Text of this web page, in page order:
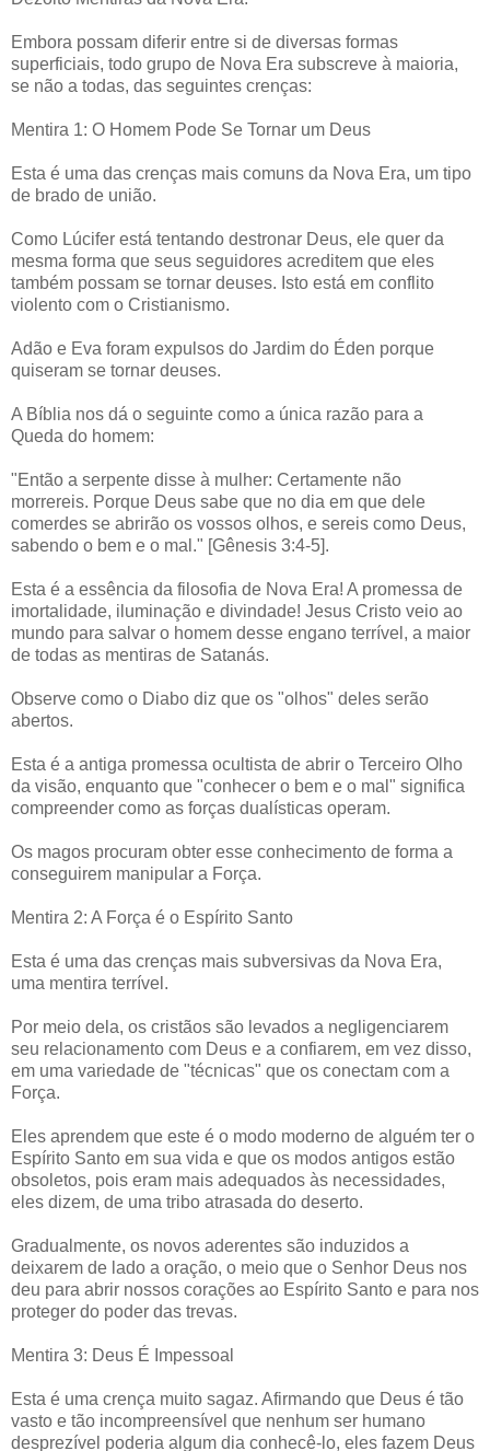
Embora possam diferir entre si de diversas formas
superficiais, todo grupo de Nova Era subscreve à maioria,
se não a todas, das seguintes crenças:
Mentira 1: O Homem Pode Se Tornar um Deus
Esta é uma das crenças mais comuns da Nova Era, um tipo
de brado de união.
Como Lúcifer está tentando destronar Deus, ele quer da
mesma forma que seus seguidores acreditem que eles
também possam se tornar deuses. Isto está em conflito
violento com o Cristianismo.
Adão e Eva foram expulsos do Jardim do Éden porque
quiseram se tornar deuses.
A Bíblia nos dá o seguinte como a única razão para a
Queda do homem:
"Então a serpente disse à mulher: Certamente não
morrereis. Porque Deus sabe que no dia em que dele
comerdes se abrirão os vossos olhos, e sereis como Deus,
sabendo o bem e o mal." [Gênesis 3:4-5].
Esta é a essência da filosofia de Nova Era! A promessa de
imortalidade, iluminação e divindade! Jesus Cristo veio ao
mundo para salvar o homem desse engano terrível, a maior
de todas as mentiras de Satanás.
Observe como o Diabo diz que os "olhos" deles serão
abertos.
Esta é a antiga promessa ocultista de abrir o Terceiro Olho
da visão, enquanto que "conhecer o bem e o mal" significa
compreender como as forças dualísticas operam.
Os magos procuram obter esse conhecimento de forma a
conseguirem manipular a Força.
Mentira 2: A Força é o Espírito Santo
Esta é uma das crenças mais subversivas da Nova Era,
uma mentira terrível.
Por meio dela, os cristãos são levados a negligenciarem
seu relacionamento com Deus e a confiarem, em vez disso,
em uma variedade de "técnicas" que os conectam com a
Força.
Eles aprendem que este é o modo moderno de alguém ter o
Espírito Santo em sua vida e que os modos antigos estão
obsoletos, pois eram mais adequados às necessidades,
eles dizem, de uma tribo atrasada do deserto.
Gradualmente, os novos aderentes são induzidos a
deixarem de lado a oração, o meio que o Senhor Deus nos
deu para abrir nossos corações ao Espírito Santo e para nos
proteger do poder das trevas.
Mentira 3: Deus É Impessoal
Esta é uma crença muito sagaz. Afirmando que Deus é tão
vasto e tão incompreensível que nenhum ser humano
desprezível poderia algum dia conhecê-lo, eles fazem Deus